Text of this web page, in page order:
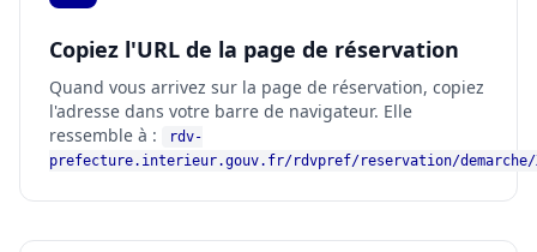
Copiez l'URL de la page de réservation
Quand vous arrivez sur la page de réservation, copiez
l'adresse dans votre barre de navigateur. Elle
ressemble à :
rdv-
prefecture.interieur.gouv.fr/rdvpref/reservation/demarche/